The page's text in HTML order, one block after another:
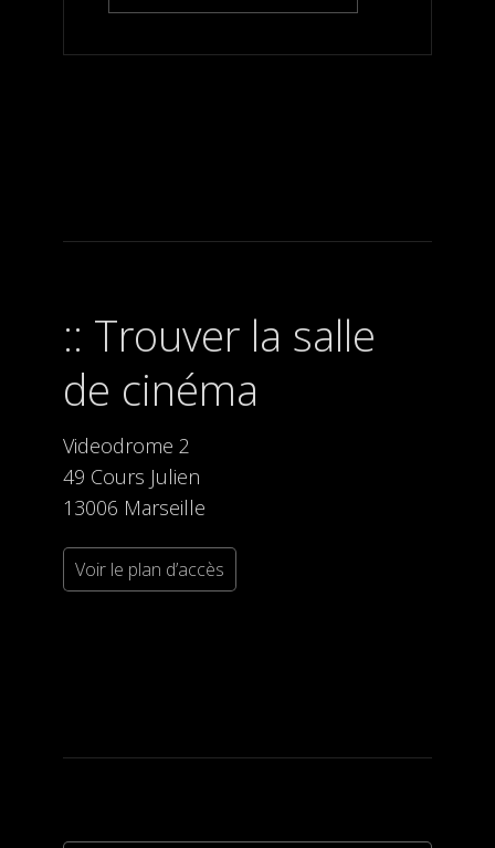
Trouver la salle
de cinéma
Videodrome 2
49 Cours Julien
13006 Marseille
Voir le plan d’accès